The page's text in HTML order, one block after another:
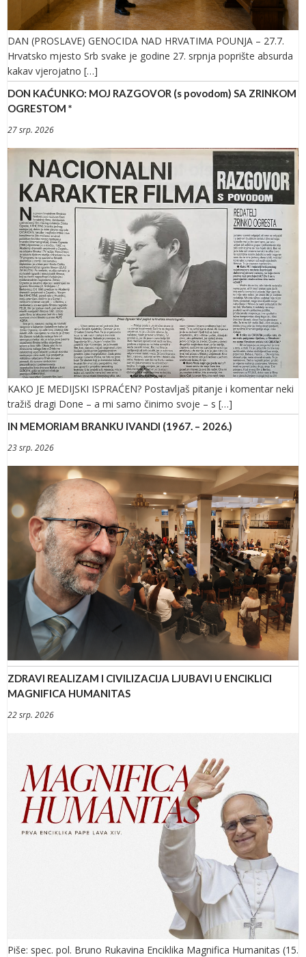
DAN (PROSLAVE) GENOCIDA NAD HRVATIMA POUNJA – 27.7.
Hrvatsko mjesto Srb svake je godine 27. srpnja poprište absurda
kakav vjerojatno […]
DON KAĆUNKO: MOJ RAZGOVOR (s povodom) SA ZRINKOM
OGRESTOM *
27 srp. 2026
KAKO JE MEDIJSKI ISPRAĆEN? Postavljaš pitanje i komentar neki
tražiš dragi Done – a mi samo činimo svoje – s […]
IN MEMORIAM BRANKU IVANDI (1967. – 2026.)
23 srp. 2026
ZDRAVI REALIZAM I CIVILIZACIJA LJUBAVI U ENCIKLICI
MAGNIFICA HUMANITAS
22 srp. 2026
Piše: spec. pol. Bruno Rukavina Enciklika Magnifica Humanitas (15.